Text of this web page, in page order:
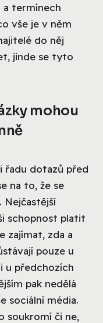
termínech
vše je v něm
do něj
jinde se tyto
mohou
řadu dotazů před
na to, že se
Nejčastější
schopnost platit
zajímat, zda a
pouze u
u předchozích
pak nedělá
sociální média.
soukromí či ne,